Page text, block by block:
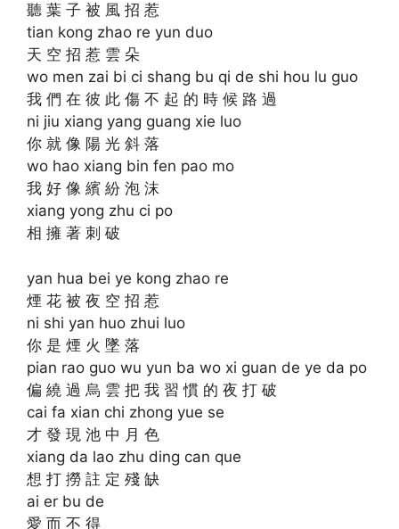
聽 葉 子 被 風 招 惹
tian kong zhao re yun duo
天 空 招 惹 雲 朵
wo men zai bi ci shang bu qi de shi hou lu guo
我 們 在 彼 此 傷 不 起 的 時 候 路 過
ni jiu xiang yang guang xie luo
你 就 像 陽 光 斜 落
wo hao xiang bin fen pao mo
我 好 像 繽 紛 泡 沫
xiang yong zhu ci po
相 擁 著 刺 破
yan hua bei ye kong zhao re
煙 花 被 夜 空 招 惹
ni shi yan huo zhui luo
你 是 煙 火 墜 落
pian rao guo wu yun ba wo xi guan de ye da po
偏 繞 過 烏 雲 把 我 習 慣 的 夜 打 破
cai fa xian chi zhong yue se
才 發 現 池 中 月 色
xiang da lao zhu ding can que
想 打 撈 註 定 殘 缺
ai er bu de
愛 而 不 得